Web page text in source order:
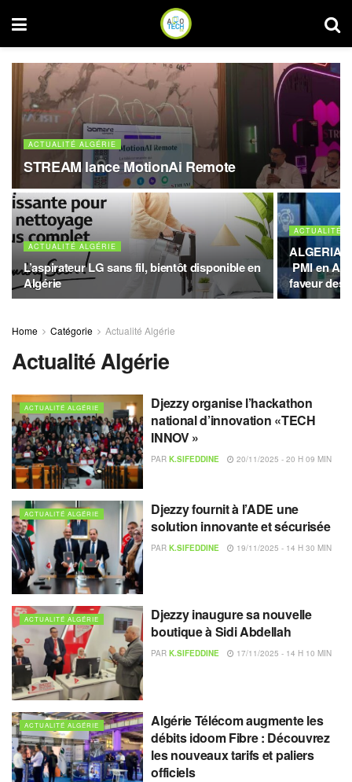
ACTUALITÉ ALGÉRIE
STREAM lance MotionAi Remote
ACTUALITÉ ALGÉRIE
L’aspirateur LG sans fil, bientôt disponible en
Algérie
ACTUALITÉ
ALGERIA
PMI en
faveur des
Home Catégorie Actualité Algérie
Actualité Algérie
ACTUALITÉ ALGÉRIE
Djezzy organise l’hackathon
national d’innovation «TECH
INNOV »
PAR K.SIFEDDINE 20/11/2025 - 20 H 09 MIN
ACTUALITÉ ALGÉRIE
Djezzy fournit à l’ADE une
solution innovante et sécurisée
PAR K.SIFEDDINE 19/11/2025 - 14 H 30 MIN
ACTUALITÉ ALGÉRIE
Djezzy inaugure sa nouvelle
boutique à Sidi Abdellah
PAR K.SIFEDDINE 17/11/2025 - 14 H 10 MIN
ACTUALITÉ ALGÉRIE
Algérie Télécom augmente les
débits idoom Fibre : Découvrez
les nouveaux tarifs et paliers
officiels